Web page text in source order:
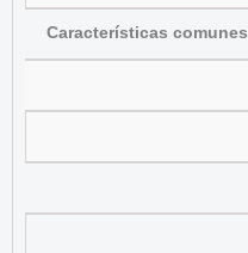
Características comunes